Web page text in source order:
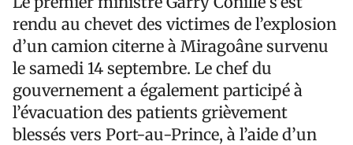
rendu au chevet des victimes de l’explosion
d’un camion citerne à Miragoâne survenu
le samedi 14 septembre. Le chef du
gouvernement a également participé à
l’évacuation des patients grièvement
blessés vers Port-au-Prince, à l’aide d’un